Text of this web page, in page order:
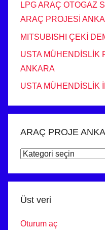
LPG ARAÇ OTOGAZ
ARAÇ PROJESİ
MITSUBISHI ÇEKİ
USTA MÜHENDİSLİK
ANKARA
USTA MÜHENDİSLİK
ARAÇ PROJE
ARAÇ
ANKARA
Üst veri
Oturum aç